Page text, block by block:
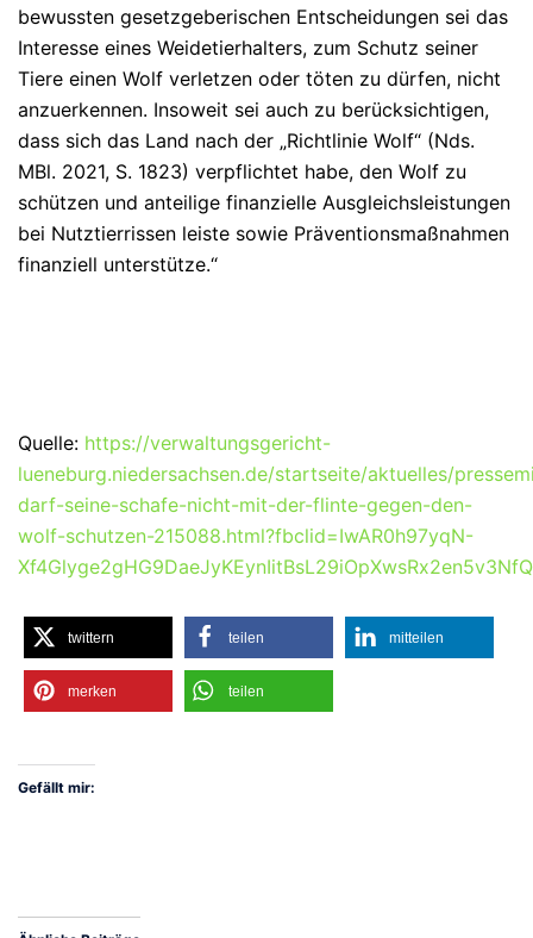
bewussten gesetzgeberischen Entscheidungen sei das
Interesse eines Weidetierhalters, zum Schutz seiner
Tiere einen Wolf verletzen oder töten zu dürfen, nicht
anzuerkennen. Insoweit sei auch zu berücksichtigen,
dass sich das Land nach der „Richtlinie Wolf“ (Nds.
MBl. 2021, S. 1823) verpflichtet habe, den Wolf zu
schützen und anteilige finanzielle Ausgleichsleistungen
bei Nutztierrissen leiste sowie Präventionsmaßnahmen
finanziell unterstütze.“
Quelle: https://verwaltungsgericht-
lueneburg.niedersachsen.de/startseite/aktuelles/
darf-seine-schafe-nicht-mit-der-flinte-gegen-den-
wolf-schutzen-215088.html?fbclid=IwAR0h97yqN-
twittern teilen mitteilen
merken teilen
Gefällt mir: